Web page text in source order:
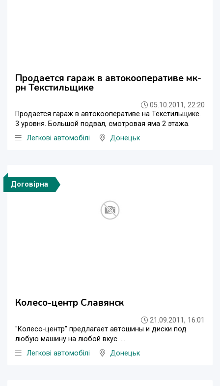
Продается гараж в автокооперативе мк-
рн Текстильщике
05.10.2011, 22:20
Продается гараж в автокооперативе на Текстильщике.
3 уровня. Большой подвал, смотровая яма 2 этажа.
Легкові автомобілі
Донецьк
Договірна
Колесо-центр Славянск
21.09.2011, 16:01
"Колесо-центр" предлагает автошины и диски под
любую машину на любой вкус. ...
Легкові автомобілі
Донецьк